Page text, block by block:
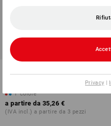
1 colore
a partire da 35,26 €
(IVA incl.) a partire da 3 pezzi
Privacy |